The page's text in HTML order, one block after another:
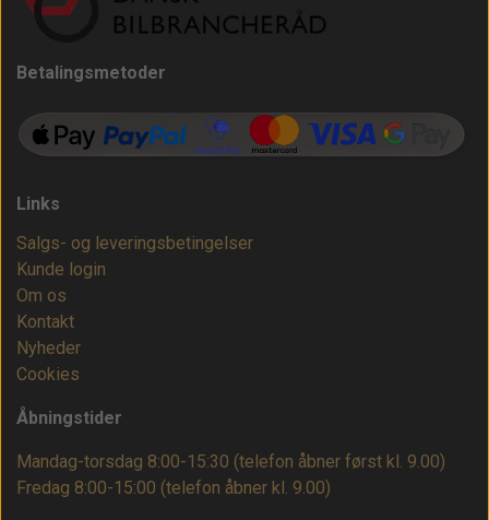
Betalingsmetoder
Links
Salgs- og leveringsbetingelser
Kunde login
Om os
Kontakt
Nyheder
Cookies
Åbningstider
Mandag-torsdag 8:00-15:30 (telefon åbner først kl. 9.00)
Fredag 8:00-15:00 (telefon åbner kl. 9.00)